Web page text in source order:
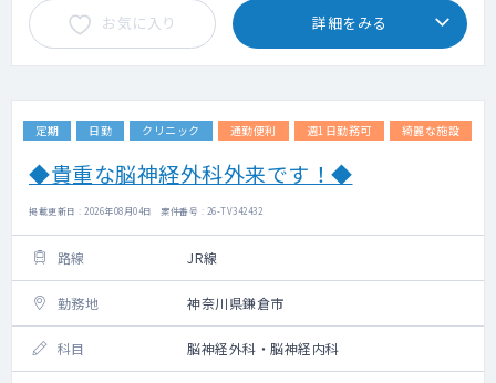
お気に入り 詳細をみる
定期 日勤 クリニック 通勤便利 週1日勤務可 綺麗な施設
◆貴重な脳神経外科外来です！◆
掲載更新日 : 2026年08月04日 案件番号 : 26-TV342432
路線 JR線
勤務地 神奈川県鎌倉市
科目 脳神経外科・脳神経内科